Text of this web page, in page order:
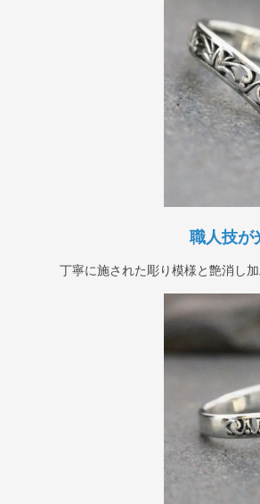
職人技が
丁寧に施された彫り模様と艶消し